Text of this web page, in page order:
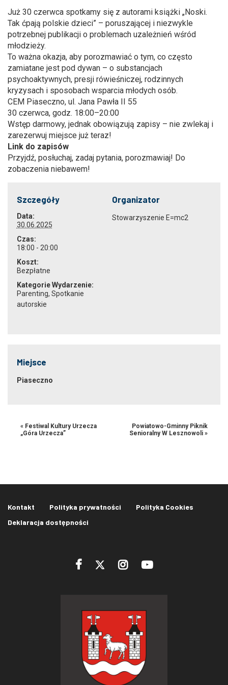
Już 30 czerwca spotkamy się z autorami książki „Noski.
Tak ćpają polskie dzieci” – poruszającej i niezwykle
potrzebnej publikacji o problemach uzależnień wśród
młodzieży.
To ważna okazja, aby porozmawiać o tym, co często
zamiatane jest pod dywan – o substancjach
psychoaktywnych, presji rówieśniczej, rodzinnych
kryzysach i sposobach wsparcia młodych osób.
CEM Piaseczno, ul. Jana Pawła II 55
30 czerwca, godz. 18:00–20:00
Wstęp darmowy, jednak obowiązują zapisy – nie zwlekaj i
zarezerwuj miejsce już teraz!
Link do zapisów
Przyjdź, posłuchaj, zadaj pytania, porozmawiaj! Do
zobaczenia niebawem!
Szczegóły
Data:
30.06.2025
Czas:
18:00 - 20:00
Koszt:
Bezpłatne
Kategorie Wydarzenie:
Parenting, Spotkanie
autorskie
Organizator
Stowarzyszenie E=mc2
Miejsce
Piaseczno
« Festiwal Kultury Urzecza
„Góra Urzecza”
Powiatowo-Gminny Piknik
Senioralny W Lesznowoli »
Kontakt Polityka prywatności
Polityka Cookies
Deklaracja dostępności